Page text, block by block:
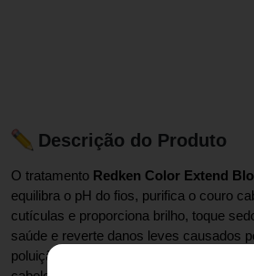
Descrição do Produto
O tratamento Redken Color Extend
equilibra o pH do fios, purifica o couro
cutículas e proporciona brilho, toque
saúde e reverte danos leves causados
poluição e clima. Além disso, é perfeito